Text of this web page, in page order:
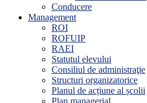
Conducere
Management
ROI
ROFUIP
RAEI
Statutul elevului
Consiliul de administraţie
Structuri organizatorice
Planul de acțiune al școlii
Plan managerial